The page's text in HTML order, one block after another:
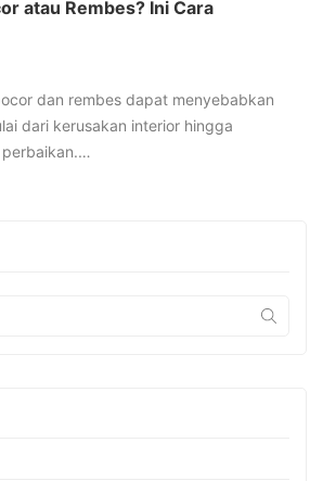
atau Rembes? Ini Cara
dan rembes dapat menyebabkan
dari kerusakan interior hingga